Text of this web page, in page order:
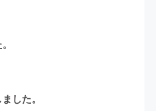
した。